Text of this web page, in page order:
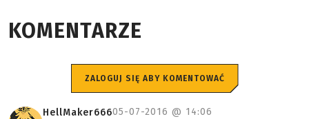
KOMENTARZE
ZALOGUJ SIĘ ABY KOMENTOWAĆ
HellMaker66605-07-2016 @ 14:06